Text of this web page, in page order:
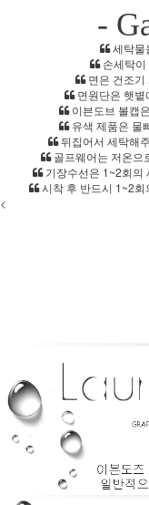
-
세탁물
손세탁
면은 건조
면원단은 햇
이븐도브 볼캡
유색 제품은 물
뒤집어서 세탁해
골프웨어는 저온으
기장수선은 1~2회의
시착 후 반드시 1~2
<